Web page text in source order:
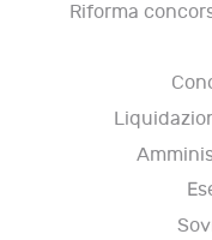
Riforma